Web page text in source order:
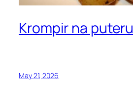
Krompir na puteru
May 21, 2026